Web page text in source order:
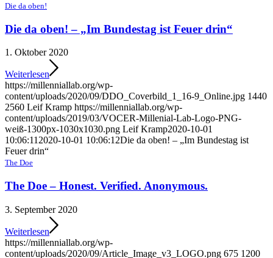
Die da oben!
Die da oben! – „Im Bundestag ist Feuer drin“
1. Oktober 2020
Weiterlesen
https://millenniallab.org/wp-
content/uploads/2020/09/DDO_Coverbild_1_16-9_Online.jpg 1440
2560 Leif Kramp https://millenniallab.org/wp-
content/uploads/2019/03/VOCER-Millenial-Lab-Logo-PNG-
weiß-1300px-1030x1030.png Leif Kramp2020-10-01
10:06:11 2020-10-01 10:06:12Die da oben! – „Im Bundestag ist
Feuer drin“
The Doe
The Doe – Honest. Verified. Anonymous.
3. September 2020
Weiterlesen
https://millenniallab.org/wp-
content/uploads/2020/09/Article_Image_v3_LOGO.png 675 1200